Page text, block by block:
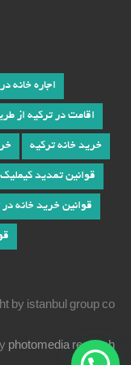
اجاره خانه
اقامت در ترکیه از
خرید خانه ترکیه
قوانین تمدید کیملیک 2020
قوانین خرید خانه در
by istanbul group co
photomedia resaneh